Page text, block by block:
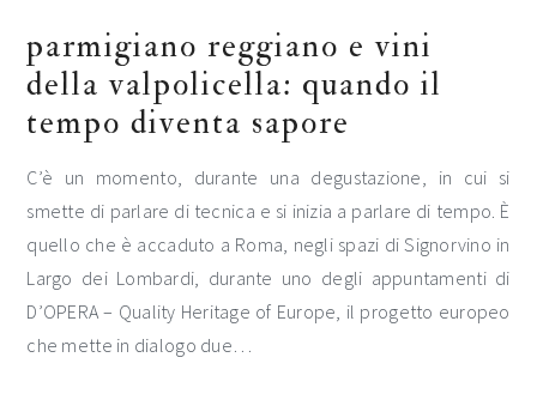
parmigiano reggiano e vini
della valpolicella: quando il
tempo diventa sapore
C’è un momento, durante una degustazione, in cui si
smette di parlare di tecnica e si inizia a parlare di tempo. È
quello che è accaduto a Roma, negli spazi di Signorvino in
Largo dei Lombardi, durante uno degli appuntamenti di
D’OPERA – Quality Heritage of Europe, il progetto europeo
che mette in dialogo due…